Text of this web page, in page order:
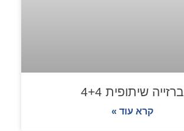
ברזייה שיתופית 4+4
קרא עוד »